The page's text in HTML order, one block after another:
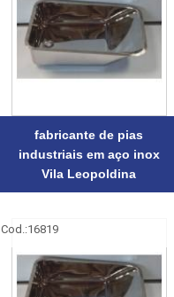
fabricante de pias
industriais em aço inox
Vila Leopoldina
Cod.:16819